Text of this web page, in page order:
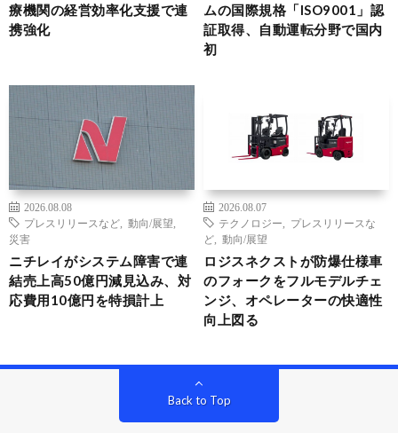
療機関の経営効率化支援で連
携強化
ムの国際規格「ISO9001」認
証取得、自動運転分野で国内
初
2026.08.08
プレスリリースなど
動向/展望
災害
ニチレイがシステム障害で連
結売上高50億円減見込み、対
応費用10億円を特損計上
2026.08.07
テクノロジー
プレスリリースな
ど
動向/展望
ロジスネクストが防爆仕様車
のフォークをフルモデルチェ
ンジ、オペレーターの快適性
向上図る
Back to Top